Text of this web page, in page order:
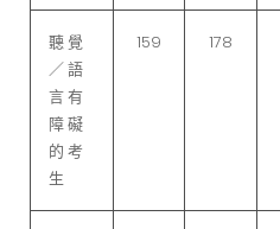
聽 覺
／ 語
言 有
障 礙
的 考
生
159 178